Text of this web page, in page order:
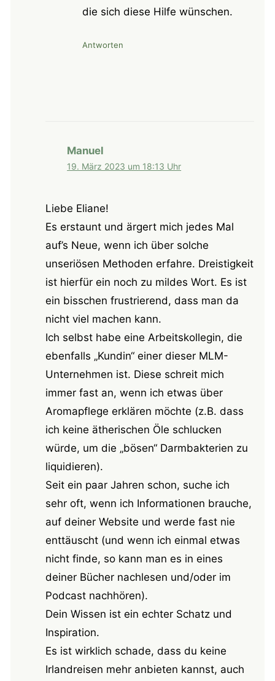
die sich diese Hilfe wünschen.
Antworten
Manuel
19. März 2023 um 18:13 Uhr
Liebe Eliane!
Es erstaunt und ärgert mich jedes Mal
auf’s Neue, wenn ich über solche
unseriösen Methoden erfahre. Dreistigkeit
ist hierfür ein noch zu mildes Wort. Es ist
ein bisschen frustrierend, dass man da
nicht viel machen kann.
Ich selbst habe eine Arbeitskollegin, die
ebenfalls „Kundin“ einer dieser MLM-
Unternehmen ist. Diese schreit mich
immer fast an, wenn ich etwas über
Aromapflege erklären möchte (z.B. dass
ich keine ätherischen Öle schlucken
würde, um die „bösen“ Darmbakterien zu
liquidieren).
Seit ein paar Jahren schon, suche ich
sehr oft, wenn ich Informationen brauche,
auf deiner Website und werde fast nie
enttäuscht (und wenn ich einmal etwas
nicht finde, so kann man es in eines
deiner Bücher nachlesen und/oder im
Podcast nachhören).
Dein Wissen ist ein echter Schatz und
Inspiration.
Es ist wirklich schade, dass du keine
Irlandreisen mehr anbieten kannst, auch